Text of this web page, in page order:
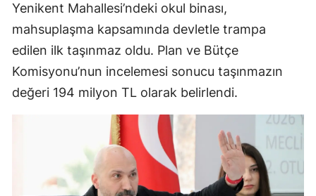
Yenikent Mahallesi’ndeki okul binası,
mahsuplaşma kapsamında devletle trampa
edilen ilk taşınmaz oldu. Plan ve Bütçe
Komisyonu’nun incelemesi sonucu taşınmazın
değeri 194 milyon TL olarak belirlendi.